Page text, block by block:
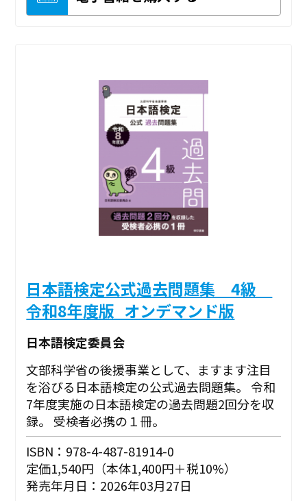
日本語検定公式過去問題集 4級
令和8年度版_オンデマンド版
日本語検定委員会
文部科学省の後援事業として、ますます注目
を浴びる日本語検定の公式過去問題集。 令和
7年度実施の日本語検定の過去問題2回分を収
録。 受検者必携の１冊。
ISBN：978-4-487-81914-0
定価1,540円（本体1,400円＋税10%）
発売年月日：2026年03月27日